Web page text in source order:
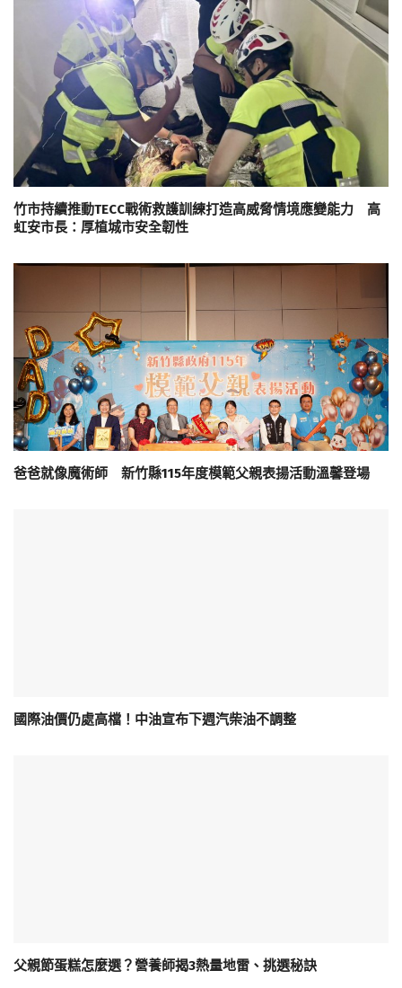
竹市持續推動TECC戰術救護訓練打造高威脅情境應變能力 高
虹安市長：厚植城市安全韌性
爸爸就像魔術師 新竹縣115年度模範父親表揚活動溫馨登場
國際油價仍處高檔！中油宣布下週汽柴油不調整
父親節蛋糕怎麼選？營養師揭3熱量地雷、挑選秘訣